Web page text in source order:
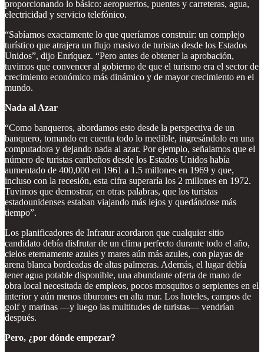
proporcionando lo básico: aeropuertos, puentes y carreteras, agua,
electricidad y servicio telefónico.
“Sabíamos exactamente lo que queríamos construir: un complejo
turístico que atrajera un flujo masivo de turistas desde los Estados
Unidos”, dijo Enríquez. “Pero antes de obtener la aprobación,
tuvimos que convencer al gobierno de que el turismo era el sector de
crecimiento económico más dinámico y de mayor crecimiento en el
mundo.
Nada al Azar
“Como banqueros, abordamos esto desde la perspectiva de un
banquero, tomando en cuenta todo lo medible, ingresándolo en una
computadora y dejando nada al azar. Por ejemplo, señalamos que el
número de turistas caribeños desde los Estados Unidos había
aumentado de 400,000 en 1961 a 1.5 millones en 1969 y que,
incluso con la recesión, esta cifra superaría los 2 millones en 1972.
Tuvimos que demostrar, en otras palabras, que los turistas
estadounidenses estaban viajando más lejos y quedándose más
tiempo”.
Los planificadores de Infratur acordaron que cualquier sitio
candidato debía disfrutar de un clima perfecto durante todo el año,
cielos eternamente azules y mares aún más azules, con playas de
arena blanca bordeadas de altas palmeras. Además, el lugar debía
tener agua potable disponible, una abundante oferta de mano de
obra local necesitada de empleos, pocos mosquitos o serpientes en el
interior y aún menos tiburones en alta mar. Los hoteles, campos de
golf y marinas —y luego las multitudes de turistas— vendrían
después.
Pero, ¿por dónde empezar?